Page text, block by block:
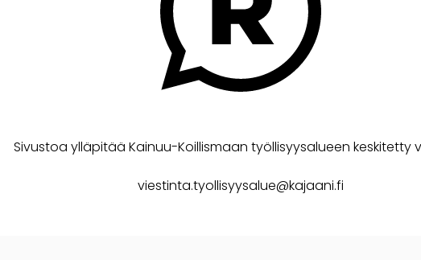
Sivustoa ylläpitää Kainuu-Koillismaan työllisyysalueen keskitetty
viestinta.tyollisyysalue@kajaani.fi